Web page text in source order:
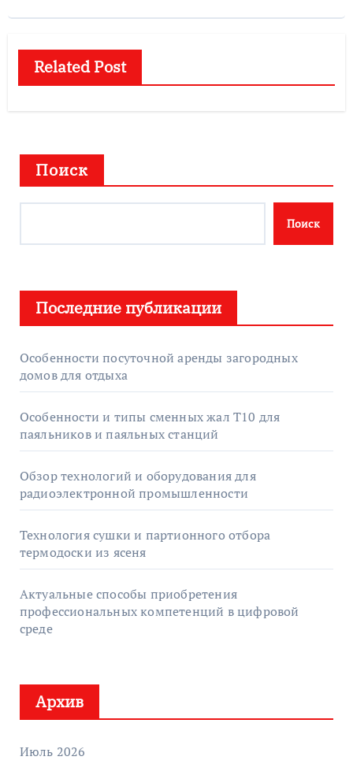
Related Post
Поиск
Поиск
Последние публикации
Особенности посуточной аренды загородных
домов для отдыха
Особенности и типы сменных жал T10 для
паяльников и паяльных станций
Обзор технологий и оборудования для
радиоэлектронной промышленности
Технология сушки и партионного отбора
термодоски из ясеня
Актуальные способы приобретения
профессиональных компетенций в цифровой
среде
Архив
Июль 2026